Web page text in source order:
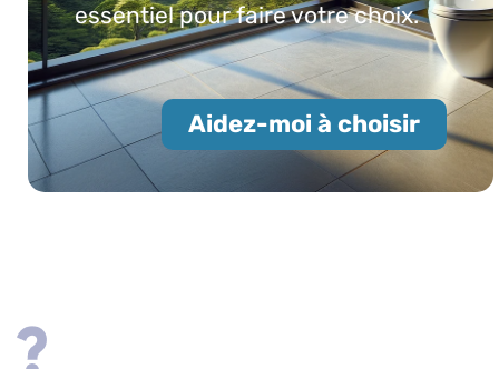
essentiel pour faire votre choix.
Aidez-moi à choisir